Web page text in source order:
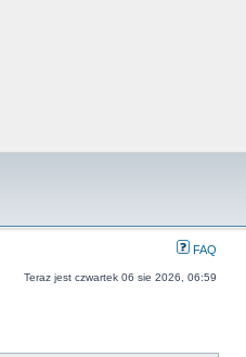
FAQ
Teraz jest czwartek 06 sie 2026, 06:59